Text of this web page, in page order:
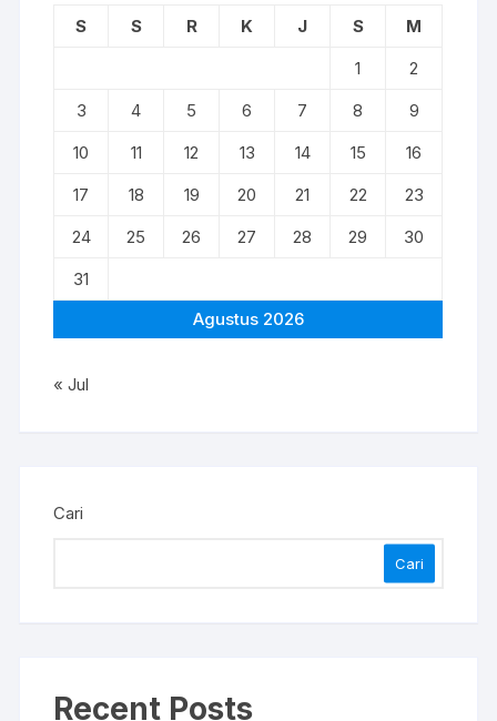
Agustus 2026
S S R K J S
M
1
2
3
4 5 6 7 8
9
10
11 12 13 14 15
16
17
18 19 20 21 22
23
24
25 26 27 28 29
30
31
« Jul
Cari
Cari
Recent Posts